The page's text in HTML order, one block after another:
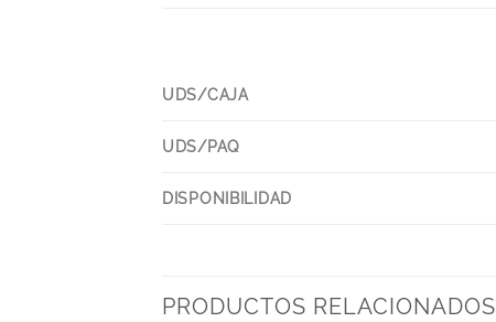
UDS/CAJA
UDS/PAQ
DISPONIBILIDAD
PRODUCTOS RELACIONADOS